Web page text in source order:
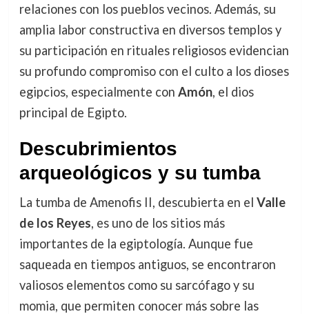
relaciones con los pueblos vecinos. Además, su
amplia labor constructiva en diversos templos y
su participación en rituales religiosos evidencian
su profundo compromiso con el culto a los dioses
egipcios, especialmente con Amón, el dios
principal de Egipto.
Descubrimientos
arqueológicos y su tumba
La tumba de Amenofis II, descubierta en el Valle
de los Reyes, es uno de los sitios más
importantes de la egiptología. Aunque fue
saqueada en tiempos antiguos, se encontraron
valiosos elementos como su sarcófago y su
momia, que permiten conocer más sobre las